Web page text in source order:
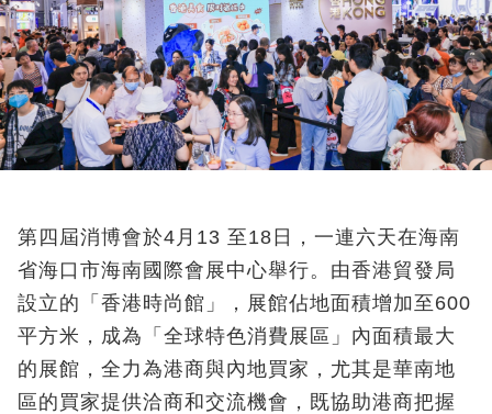
第四屆消博會於4月13 至18日，一連六天在海南
省海口市海南國際會展中心舉行。由香港貿發局
設立的「香港時尚館」，展館佔地面積增加至600
平方米，成為「全球特色消費展區」內面積最大
的展館，全力為港商與內地買家，尤其是華南地
區的買家提供洽商和交流機會，既協助港商把握